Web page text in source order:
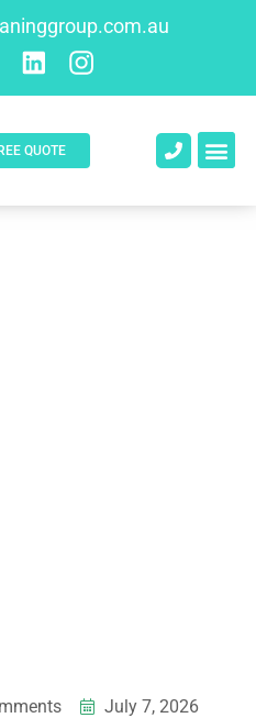
QUOTE
July 7, 2026